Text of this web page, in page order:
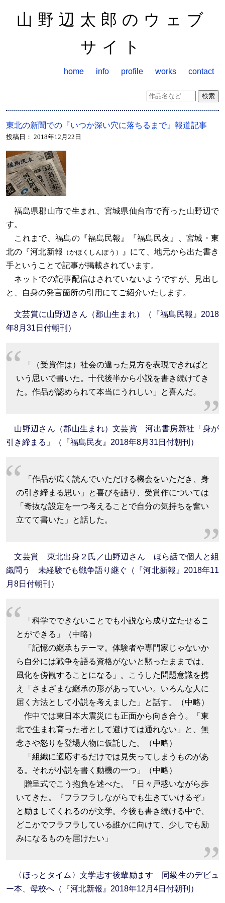
山野辺太郎のウェブ
サイト
home info profile works contact
東北の新聞での『いつか深い穴に落ちるまで』報道記事
投稿日： 2018年12月22日
福島県郡山市で生まれ、宮城県仙台市で育った山野辺で
す。
これまで、福島の『福島民報』『福島民友』、宮城・東
北の『河北新報
（かほくしんぽう）
』にて、地元から出た書き
手ということで記事が掲載されています。
ネットでの記事配信はされていないようですが、見出し
と、自身の発言箇所の引用にてご紹介いたします。
文芸賞に山野辺さん（郡山生まれ）（『福島民報』2018
年8月31日付朝刊）
「（受賞作は）社会の違った見方を表現できればと
いう思いで書いた。十代後半から小説を書き続けてき
た。作品が認められて本当にうれしい」と喜んだ。
山野辺さん（郡山生まれ）文芸賞 河出書房新社「身が
引き締まる」（『福島民友』2018年8月31日付朝刊）
「作品が広く読んでいただける機会をいただき、身
の引き締まる思い」と喜びを語り、受賞作については
「奇抜な設定を一つ考えることで自分の気持ちを奮い
立てて書いた」と話した。
文芸賞 東北出身２氏／山野辺さん ほら話で個人と組
織問う 未経験でも戦争語り継ぐ（『河北新報』2018年11
月8日付朝刊）
「科学でできないことでも小説なら成り立たせるこ
とができる」（中略）
「記憶の継承もテーマ。体験者や専門家じゃないか
ら自分には戦争を語る資格がないと黙ったままでは、
風化を傍観することになる」。こうした問題意識を携
え「さまざまな継承の形があっていい。いろんな人に
届く方法として小説を考えました」と話す。（中略）
作中では東日本大震災にも正面から向き合う。「東
北で生まれ育った者として避けては通れない」と、無
念さや怒りを登場人物に仮託した。（中略）
「組織に適応するだけでは見失ってしまうものがあ
る。それが小説を書く動機の一つ」（中略）
贈呈式でこう抱負を述べた。「日々戸惑いながら歩
いてきた。『フラフラしながらでも生きていけるぞ』
と励ましてくれるのが文学。今後も書き続ける中で、
どこかでフラフラしている誰かに向けて、少しでも励
みになるものを届けたい」
〈ほっとタイム〉文学志す後輩励ます 同級生のデビュ
ー本、母校へ（『河北新報』2018年12月4日付朝刊）